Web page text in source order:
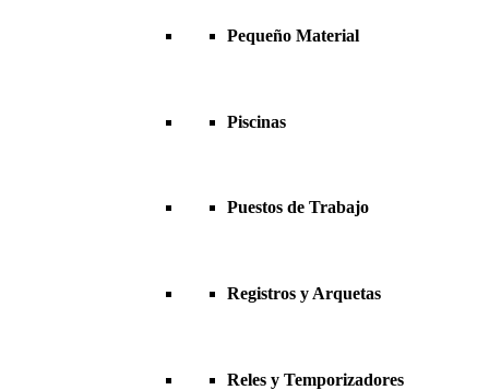
Pequeño Material
Piscinas
Puestos de Trabajo
Registros y Arquetas
Reles y Temporizadores